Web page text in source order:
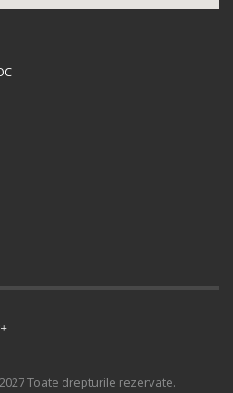
Toate drepturile rezervate.